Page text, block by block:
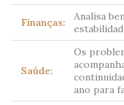
Finanças:
Analisa
Saúde:
Os
ano para